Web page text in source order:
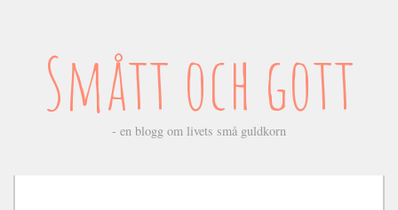
Smått och gott
- en blogg om livets små guldkorn